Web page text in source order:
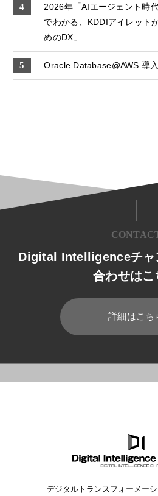
2026年「AIエージェント時
でわかる、KDDIアイレット
めのDX」
Oracle Database@AWS 導
Digital Intelligenceチャ
合わせはこ
詳細はこち
デジタルトランスフォーメー